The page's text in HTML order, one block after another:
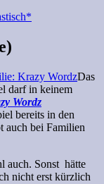
Das
darf in keinem
Wordz
bereits in den
auch bei Familien
auch. Sonst hätte
nicht erst kürzlich